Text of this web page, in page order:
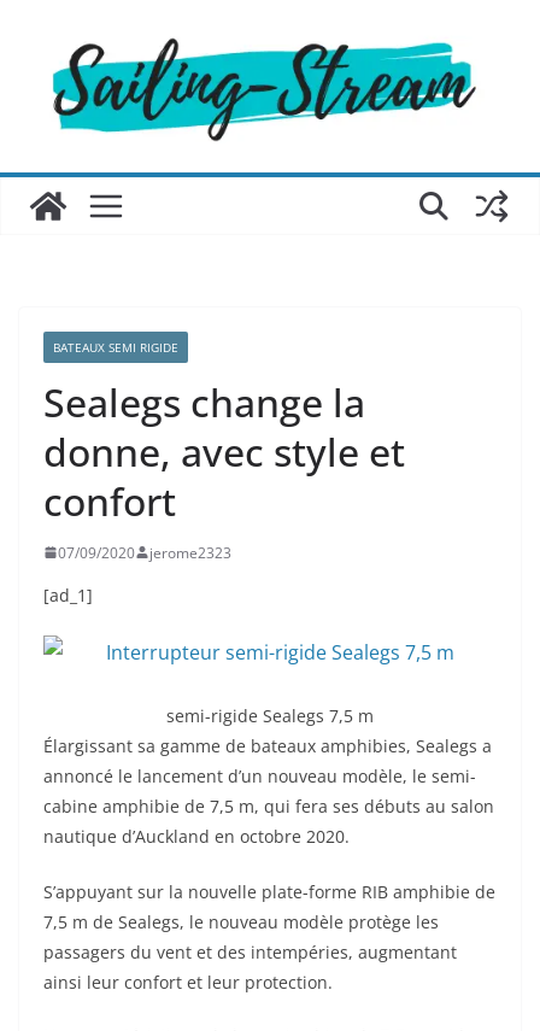
contenu
BATEAUX SEMI RIGIDE
Sealegs change la
donne, avec style et
confort
07/09/2020 jerome2323
[ad_1]
semi-rigide Sealegs 7,5 m
Élargissant sa gamme de bateaux amphibies, Sealegs a
annoncé le lancement d’un nouveau modèle, le semi-
cabine amphibie de 7,5 m, qui fera ses débuts au salon
nautique d’Auckland en octobre 2020.
S’appuyant sur la nouvelle plate-forme RIB amphibie de
7,5 m de Sealegs, le nouveau modèle protège les
passagers du vent et des intempéries, augmentant
ainsi leur confort et leur protection.